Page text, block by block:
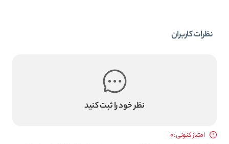
نظرات کاربران
نظر خود را ثبت کنید
امتیاز کنونی : 0